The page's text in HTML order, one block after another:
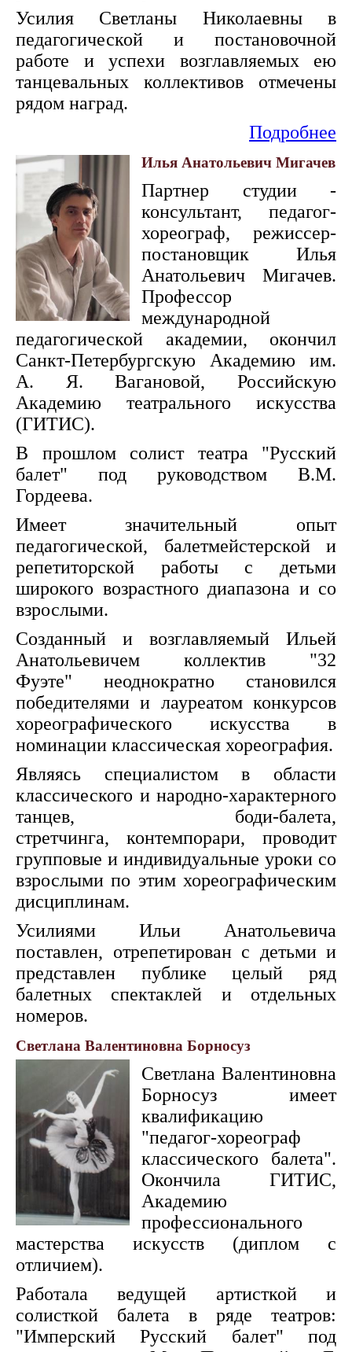
Усилия Светланы Николаевны в
педагогической и постановочной
работе и успехи возглавляемых ею
танцевальных коллективов отмечены
рядом наград.
Подробнее
Илья Анатольевич Мигачев
Партнер студии -
консультант, педагог-
хореограф, режиссер-
постановщик Илья
Анатольевич Мигачев.
Профессор
международной
педагогической академии, окончил
Санкт-Петербургскую Академию им.
А. Я. Вагановой, Российскую
Академию театрального искусства
(ГИТИС).
В прошлом солист театра "Русский
балет" под руководством В.М.
Гордеева.
Имеет значительный опыт
педагогической, балетмейстерской и
репетиторской работы с детьми
широкого возрастного диапазона и со
взрослыми.
Созданный и возглавляемый Ильей
Анатольевичем коллектив "32
Фуэте" неоднократно становился
победителями и лауреатом конкурсов
хореографического искусства в
номинации классическая хореография.
Являясь специалистом в области
классического и народно-характерного
танцев, боди-балета,
стретчинга, контемпорари, проводит
групповые и индивидуальные уроки со
взрослыми по этим хореографическим
дисциплинам.
Усилиями Ильи Анатольевича
поставлен, отрепетирован с детьми и
представлен публике целый ряд
балетных спектаклей и отдельных
номеров.
Светлана Валентиновна Борносуз
Светлана Валентиновна
Борносуз имеет
квалификацию
"педагог-хореограф
классического балета".
Окончила ГИТИС,
Академию
профессионального
мастерства искусств (диплом с
отличием).
Работала ведущей артисткой и
солисткой балета в ряде театров:
"Имперский Русский балет" под